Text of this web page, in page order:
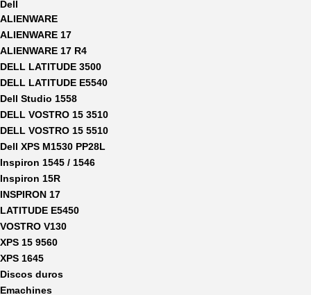
Dell
ALIENWARE
ALIENWARE 17
ALIENWARE 17 R4
DELL LATITUDE 3500
DELL LATITUDE E5540
Dell Studio 1558
DELL VOSTRO 15 3510
DELL VOSTRO 15 5510
Dell XPS M1530 PP28L
Inspiron 1545 / 1546
Inspiron 15R
INSPIRON 17
LATITUDE E5450
VOSTRO V130
XPS 15 9560
XPS 1645
Discos duros
Emachines